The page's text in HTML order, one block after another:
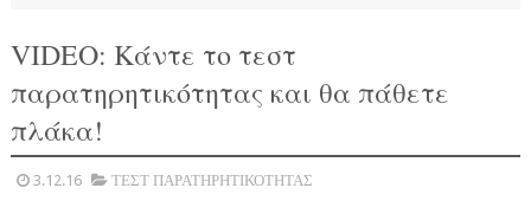
VIDEO: Κάντε το τεστ
παρατηρητικότητας και θα πάθετε
πλάκα!
3.12.16 ΤΕΣΤ ΠΑΡΑΤΗΡΗΤΙΚΟΤΗΤΑΣ